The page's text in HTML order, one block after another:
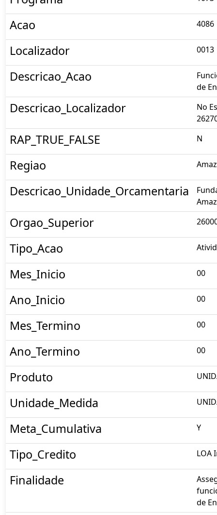
Acao 4086
Localizador 0013
Descricao_Acao
de
Descricao_Localizador
No
RAP_TRUE_FALSE N
Regiao
Descricao_Unidade_Orcamentaria
Orgao_Superior
Tipo_Acao
Mes_Inicio 00
Ano_Inicio 00
Mes_Termino 00
Ano_Termino 00
Produto
Unidade_Medida
Meta_Cumulativa Y
Tipo_Credito LOA
Finalidade
de